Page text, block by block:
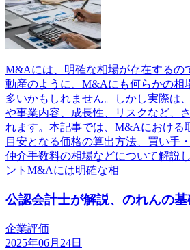
M&Aには、明確な相場が存在するの
動産のように、M&Aにも何らかの相
多いかもしれません。しかし実際は
や事業内容、成長性、リスクなど、
れます。本記事では、M&Aにおける
目安となる価格の算出方法、買い手
仲介手数料の相場などについて解説
ントM&Aには明確な相
公認会計士が解説、のれんの
企業評価
2025年06月24日